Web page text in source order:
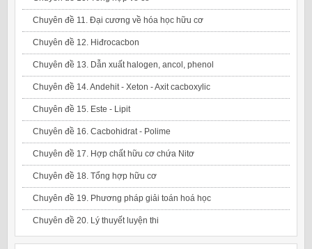
Chuyên đề 11. Đại cương về hóa học hữu cơ
Chuyên đề 12. Hiđrocacbon
Chuyên đề 13. Dẫn xuất halogen, ancol, phenol
Chuyên đề 14. Andehit - Xeton - Axit cacboxylic
Chuyên đề 15. Este - Lipit
Chuyên đề 16. Cacbohidrat - Polime
Chuyên đề 17. Hợp chất hữu cơ chứa Nitơ
Chuyên đề 18. Tổng hợp hữu cơ
Chuyên đề 19. Phương pháp giải toán hoá học
Chuyên đề 20. Lý thuyết luyện thi